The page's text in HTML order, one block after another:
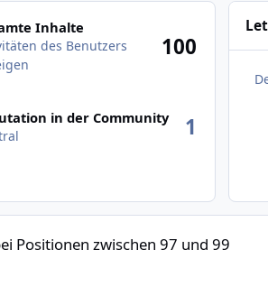
des Benutzers anzeigen
Inhalte
des Benutzers
100
in der Community 1
97 und 99
Positionen zwischen 97 und 99